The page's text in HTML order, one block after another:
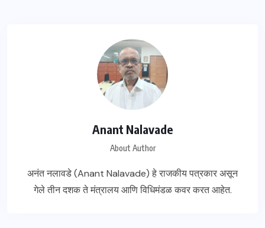
Anant Nalavade
About Author
अनंत नलावडे (Anant Nalavade) हे राजकीय पत्रकार असून
गेले तीन दशक ते मंत्रालय आणि विधिमंडळ कवर करत आहेत.